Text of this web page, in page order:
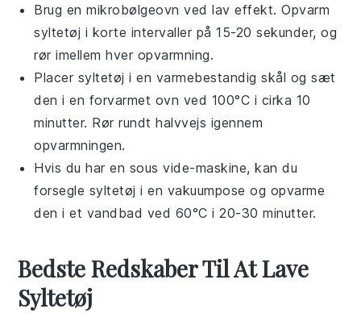
Brug en mikrobølgeovn ved lav effekt. Opvarm
syltetøj i korte intervaller på 15-20 sekunder, og
rør imellem hver opvarmning.
Placer syltetøj i en varmebestandig skål og sæt
den i en forvarmet ovn ved 100°C i cirka 10
minutter. Rør rundt halvvejs igennem
opvarmningen.
Hvis du har en sous vide-maskine, kan du
forsegle syltetøj i en vakuumpose og opvarme
den i et vandbad ved 60°C i 20-30 minutter.
Bedste Redskaber Til At Lave
Syltetøj